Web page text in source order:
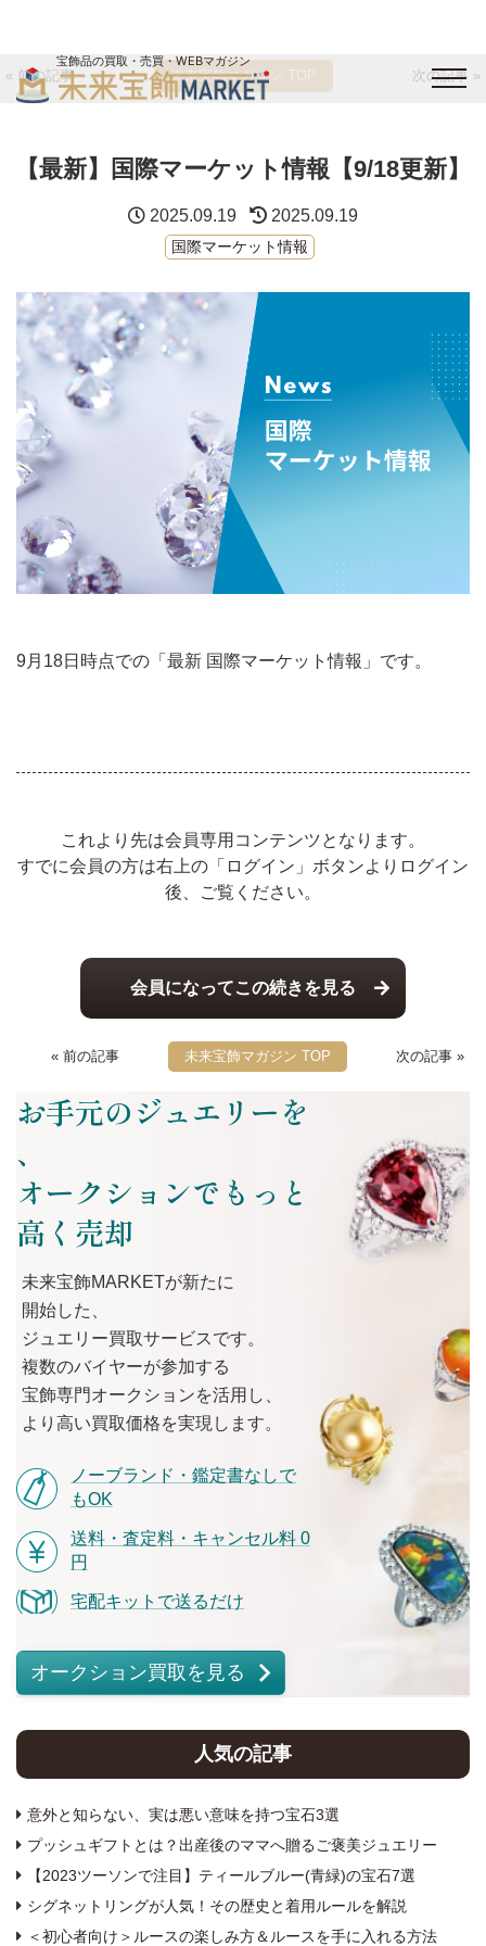
宝飾品の買取・売買・WEBマガジン
未来宝飾マガジン
運営会社
« 前の記事 未来宝飾マガジン TOP 次の記事 »
【最新】国際マーケット情報【9/18更新】
2025.09.19 2025.09.19
国際マーケット情報
9月18日時点での「最新 国際マーケット情報」です。
これより先は会員専用コンテンツとなります。
すでに会員の方は右上の「ログイン」ボタンよりログイン
後、ご覧ください。
会員になってこの続きを見る
« 前の記事 未来宝飾マガジン TOP 次の記事 »
お手元のジュエリーを
、
オークションでもっと
高く売却
未来宝飾MARKETが新たに
開始した、
ジュエリー買取サービスです。
複数のバイヤーが参加する
宝飾専門オークションを活用し、
より 高い買取価格を実現します。
ノーブランド・鑑定書なしで
もOK
送料・査定料・キャンセル料 0
円
宅配キットで送るだけ
オークション買取を見る
人気の記事
意外と知らない、実は悪い意味を持つ宝石3選
プッシュギフトとは？出産後のママへ贈るご褒美ジュエリー
【2023ツーソンで注目】ティールブルー(青緑)の宝石7選
シグネットリングが人気！その歴史と着用ルールを解説
＜初心者向け＞ルースの楽しみ方＆ルースを手に入れる方法